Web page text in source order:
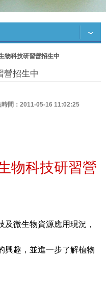
物科技研習營招生中
營招生中
間：2011-05-16 11:02:25
物科技研習營
微生物資源應用現況，
興趣，並進一步了解植物